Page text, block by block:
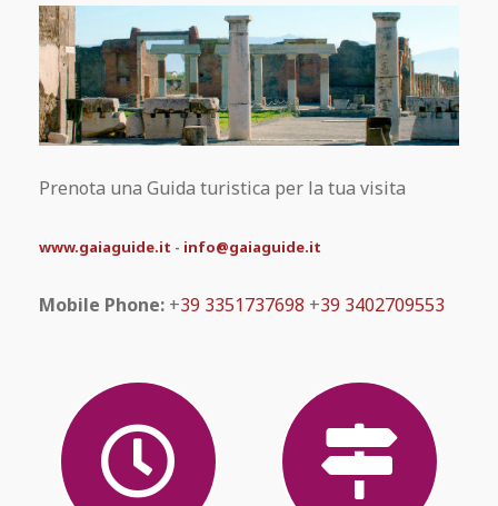
Prenota una Guida turistica per la tua visita
www.gaiaguide.it - info@gaiaguide.it
Mobile Phone: +39 3351737698 +39 3402709553